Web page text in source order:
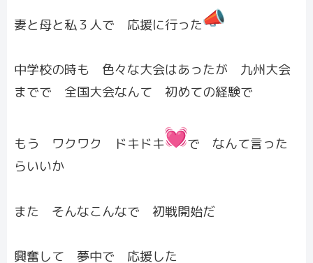
妻と母と私３人で 応援に行った
中学校の時も 色々な大会はあったが 九州大会
までで 全国大会なんて 初めての経験で
もう ワクワク ドキドキ
で なんて言った
らいいか
また そんなこんなで 初戦開始だ
興奮して 夢中で 応援した